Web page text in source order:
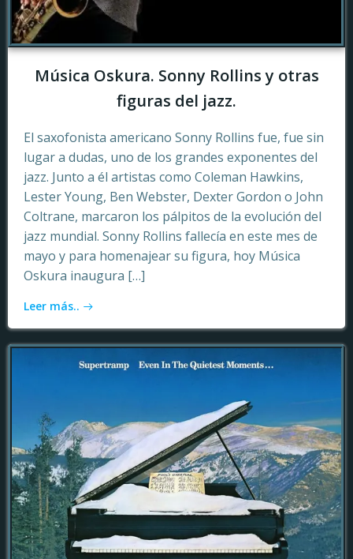
Música Oskura. Sonny Rollins y otras
figuras del jazz.
El saxofonista americano Sonny Rollins fue, fue sin
lugar a dudas, uno de los grandes exponentes del
jazz. Junto a él artistas como Coleman Hawkins,
Lester Young, Ben Webster, Dexter Gordon o John
Coltrane, marcaron los pálpitos de la evolución del
jazz mundial. Sonny Rollins fallecía en este mes de
mayo y para homenajear su figura, hoy Música
Oskura inaugura […]
Leer más..